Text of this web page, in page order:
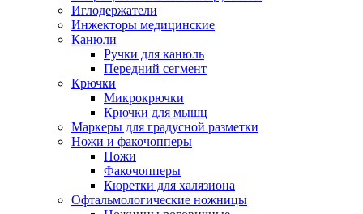
Иглодержатели
Инжекторы медицинские
Канюли
Ручки для канюль
Передний сегмент
Крючки
Микрокрючки
Крючки для мышц
Маркеры для градусной разметки
Ножи и факочопперы
Ножи
Факочопперы
Кюретки для халязиона
Офтальмологические ножницы